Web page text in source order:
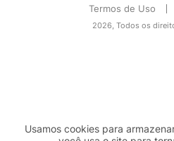
Termos de Uso
2026, Todos os
Usamos cookies para